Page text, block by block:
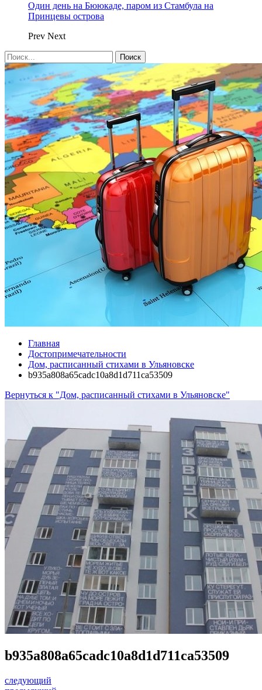
Один день на Бююкаде, паром из Стамбула на
Принцевы острова
Prev Next
Главная
Достопримечательности
Дом, расписанный стихами в Ульяновске
b935a808a65cadc10a8d1d711ca53509
Вернуться к "Дом, расписанный стихами в Ульяновске"
b935a808a65cadc10a8d1d711ca53509
следующий